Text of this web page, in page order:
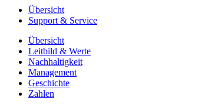
Übersicht
Support & Service
Übersicht
Leitbild & Werte
Nachhaltigkeit
Management
Geschichte
Zahlen